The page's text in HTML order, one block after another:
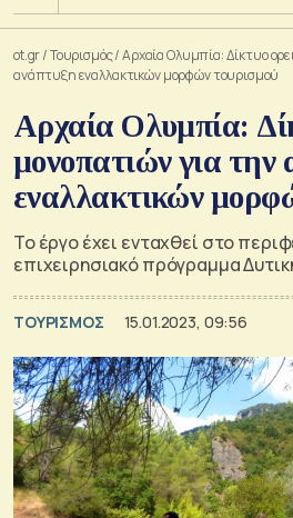
ot.gr/Τουρισμός/Αρχαία Ολυμπία: Δίκτυο
ανάπτυξη εναλλακτικών μορφών τουρισμού
Αρχαία Ολυμπία:
μονοπατιών για την
εναλλακτικών
Το έργο έχει ενταχθεί στο
επιχειρησιακό πρόγραμμα
ΤΟΥΡΙΣΜΟΣ 15.01.2023, 09:56